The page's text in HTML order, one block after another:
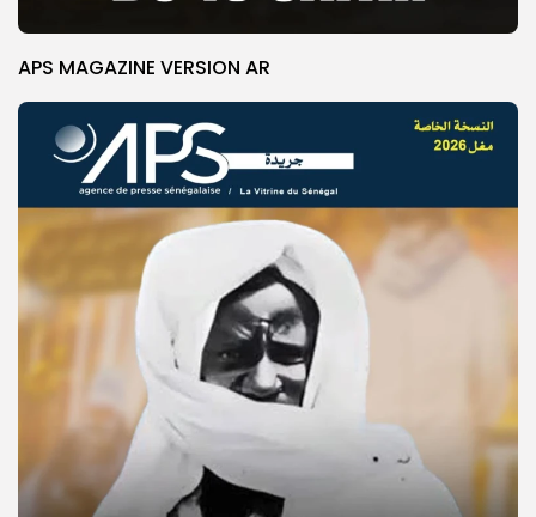
© Copyright 2025, APS
APS MAGAZINE VERSION AR